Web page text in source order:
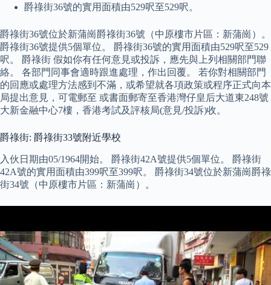
爵祿街36號的實用面積由529呎至529呎。
爵祿街36號位於新蒲崗爵祿街36號（中原樓市片區：新蒲崗）。
爵祿街36號提供5個單位。 爵祿街36號的實用面積由529呎至529
呎。 爵祿街 假如你有任何意見或投訴，應先與上列相關部門聯
絡。 各部門同事會適時跟進處理，作出回覆。 若你對相關部門
的回應或處理方法感到不滿，或希望就各項政策或程序正式向本
局提出意見，可電郵至 或書面郵寄至香港灣仔皇后大道東248號
大新金融中心7樓，香港考試及評核局(意見/投訴)收。
爵祿街: 爵祿街33號附近學校
入伙日期由05/1964開始。 爵祿街42A號提供5個單位。 爵祿街
42A號的實用面積由399呎至399呎。 爵祿街34號位於新蒲崗爵祿
街34號（中原樓市片區：新蒲崗）。